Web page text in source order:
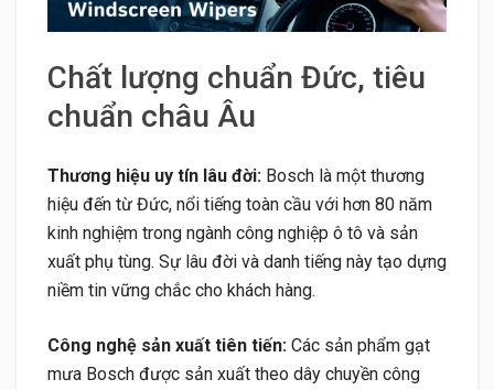
Chất lượng chuẩn Đức, tiêu
chuẩn châu Âu
Thương hiệu uy tín lâu đời: Bosch là một thương
hiệu đến từ Đức, nổi tiếng toàn cầu với hơn 80 năm
kinh nghiệm trong ngành công nghiệp ô tô và sản
xuất phụ tùng. Sự lâu đời và danh tiếng này tạo dựng
niềm tin vững chắc cho khách hàng.
Công nghệ sản xuất tiên tiến: Các sản phẩm gạt
mưa Bosch được sản xuất theo dây chuyền công